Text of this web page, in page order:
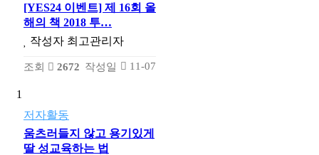
[YES24 이벤트] 제 16회 올
해의 책 2018 투…
작성자 최고관리자
조회 2672 작성일 11-07
1
저자활동
움츠러들지 않고 용기있게
딸 성교육하는 법